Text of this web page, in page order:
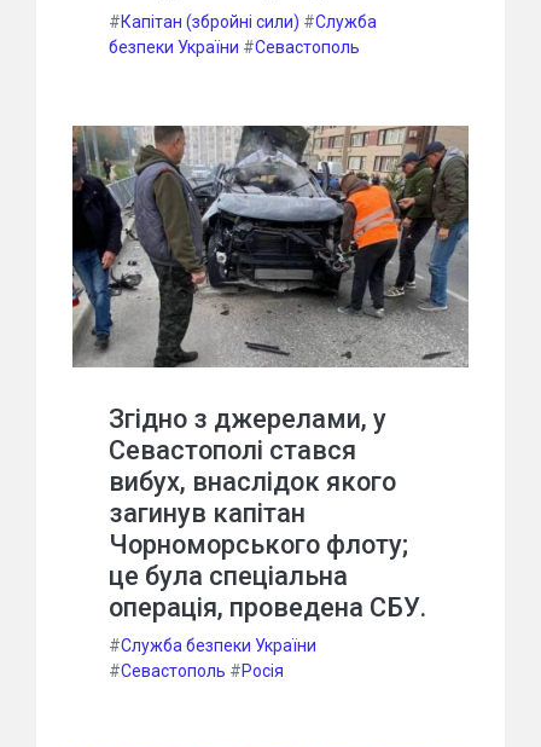
#Капітан (збройні сили) #Служба
безпеки України #Севастополь
Згідно з джерелами, у
Севастополі стався
вибух, внаслідок якого
загинув капітан
Чорноморського флоту;
це була спеціальна
операція, проведена СБУ.
#Служба безпеки України
#Севастополь #Росія